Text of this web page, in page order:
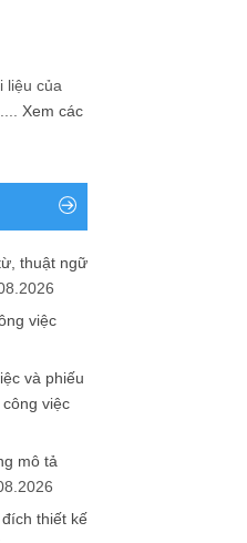
liệu của
Xem các
thuật ngữ
việc
và phiếu
việc
mô tả
thiết kế